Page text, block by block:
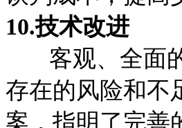
10.技术改进
客观、全面的
存在的风险和不
案，指明了完善